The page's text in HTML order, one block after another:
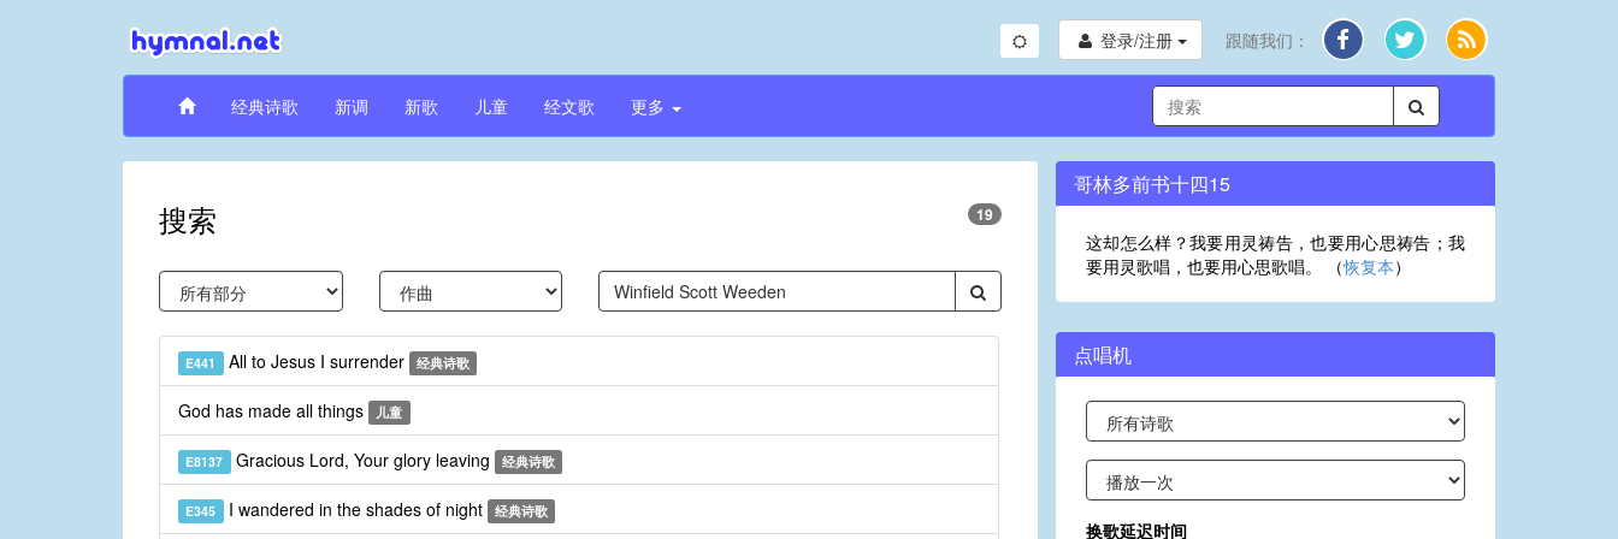
登录/注册 跟随我们：
经典诗歌 新调 新歌 儿童 经文歌 更多
搜索 19
E441 All to Jesus I surrender 经典诗歌
God has made all things 儿童
E8137 Gracious Lord, Your glory leaving 经典诗歌
E345 I wandered in the shades of night 经典诗歌
哥林多前书十四15
这却怎么样？我要用灵祷告，也要用心思祷告；我
要用灵歌唱，也要用心思歌唱。 （恢复本）
点唱机
换歌延迟时间